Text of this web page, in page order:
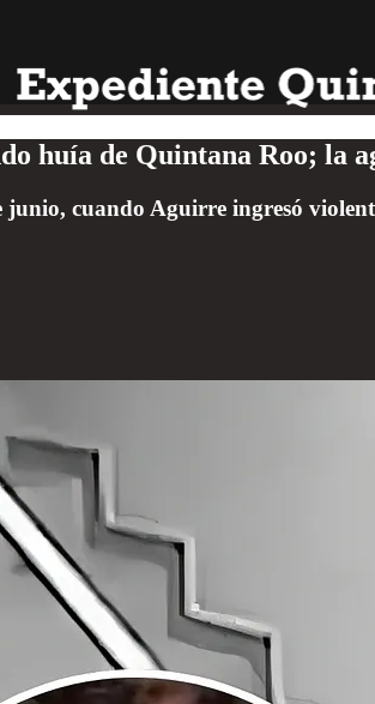
huía de Quintana Roo; la
cuando Aguirre ingresó